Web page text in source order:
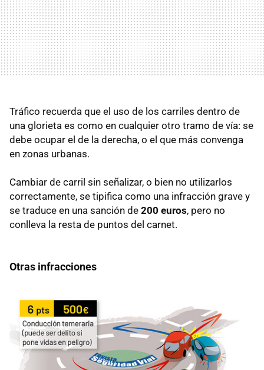
Tráfico recuerda que el uso de los carriles dentro de
una glorieta es como en cualquier otro tramo de vía: se
debe ocupar el de la derecha, o el que más convenga
en zonas urbanas.
Cambiar de carril sin señalizar, o bien no utilizarlos
correctamente, se tipifica como una infracción grave y
se traduce en una sanción de 200 euros, pero no
conlleva la resta de puntos del carnet.
Otras infracciones